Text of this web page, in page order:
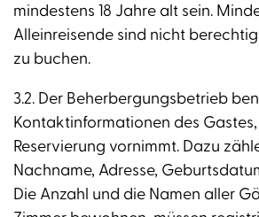
mindestens 18 Jahre alt sein.
Alleinreisende sind nicht
zu buchen.
3.2. Der Beherbergungsbetrieb
Kontaktinformationen des
Reservierung vornimmt. Dazu
Nachname, Adresse,
Die Anzahl und die Namen aller